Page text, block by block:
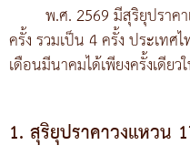
พ.ศ. 2569 มีสุริยุปราค
ครั้ง รวมเป็น 4 ครั้ง ประเทศ
เดือนมีนาคมได้เพียงครั้งเดีย
1. สุริยุปราคาวงแหวน